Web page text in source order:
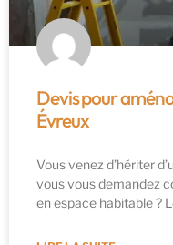
Devis pour
Évreux
Vous venez d’hériter
vous vous demandez
en espace habitable ?